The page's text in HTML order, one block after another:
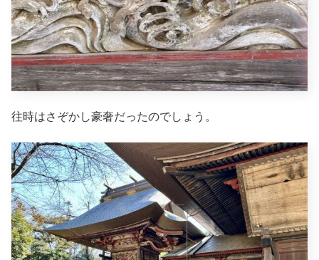
往時はさぞかし豪奢だったのでしょう。